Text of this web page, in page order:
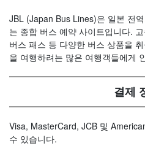
JBL (Japan Bus Lines)은 일본 전
는 종합 버스 예약 사이트입니다.
버스 패스 등 다양한 버스 상품을
을 여행하려는 많은 여행객들에게
결제
Visa, MasterCard, JCB 및
수 있습니다.